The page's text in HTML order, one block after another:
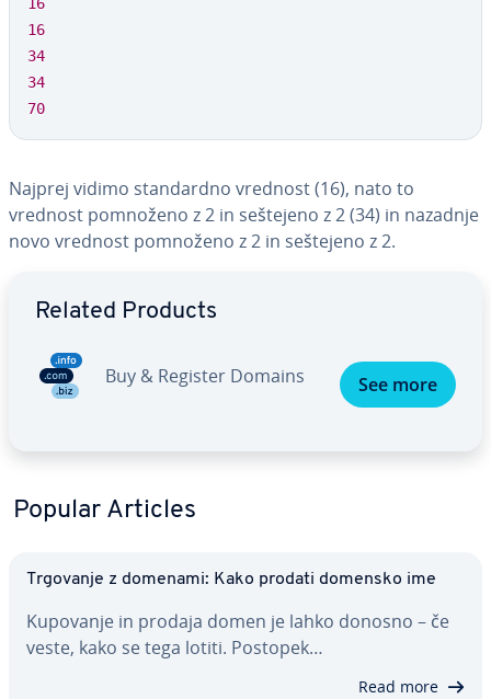
16
34
34
70
Najprej vidimo stan­dar­dno vrednost (16), nato to
vrednost pomnoženo z 2 in seštejeno z 2 (34) in nazadnje
novo vrednost pomnoženo z 2 in seštejeno z 2.
Related Products
Buy & Register Domains See more
Popular Articles
Trgovanje z domenami: Kako prodati domensko ime
Kupovanje in prodaja domen je lahko donosno – če
veste, kako se tega lotiti. Postopek…
Read more